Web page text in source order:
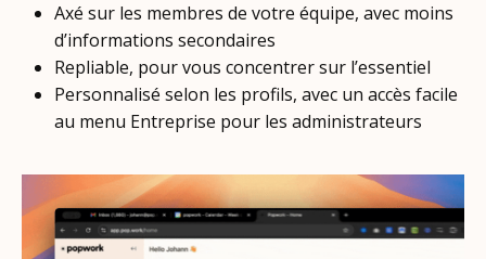
Axé sur les membres de votre équipe, avec moins
d’informations secondaires
Repliable, pour vous concentrer sur l’essentiel
Personnalisé selon les profils, avec un accès facile
au menu Entreprise pour les administrateurs